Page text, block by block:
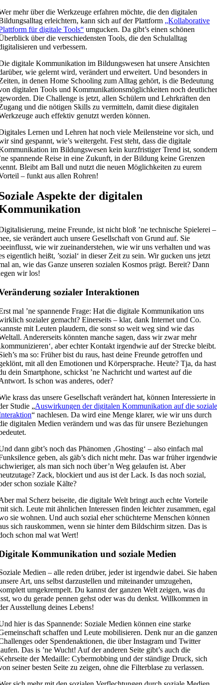
mehr über die Werkzeuge erfahren möchte, die den digitalen
erleichtern, kann sich auf der Plattform „Kollaborative
für digitale Tools“ umgucken. Da gibt’s einen schönen
über die verschiedensten Tools, die den Schulalltag
und verbessern.
digitale Kommunikation im Bildungswesen hat unsere Ansichten
wie gelernt wird, verändert und erweitert. Und besonders in
in denen Home Schooling zum Alltag gehört, is die Bedeutung
digitalen Tools und Kommunikationsmöglichkeiten noch
Die Challenge is jetzt, allen Schülern und Lehrkräften den
und die nötigen Skills zu vermitteln, damit diese digitalen
auch effektiv genutzt werden können.
Lernen und Lehren hat noch viele Meilensteine vor sich, und
sind gespannt, wie’s weitergeht. Fest steht, dass die digitale
im Bildungswesen kein kurzfristiger Trend ist,
spannende Reise in eine Zukunft, in der Bildung keine Grenzen
Bleibt am Ball und nutzt die neuen Möglichkeiten zu eurem
– funkt aus allen Rohren!
Aspekte der digitalen
meine Freunde, ist nicht bloß ’ne technische Spielerei –
sie verändert auch unsere Gesellschaft von Grund auf. Sie
wie wir zueinanderstehen, wie wir uns verhalten und was
eigentlich heißt, ’sozial‘ in dieser Zeit zu sein. Wir gucken uns jetzt
an, wie das Ganze unseren sozialen Kosmos prägt. Bereit? Dann
wir los!
sozialer Interaktionen
mal ’ne spannende Frage: Hat die digitale Kommunikation uns
sozialer gemacht? Einerseits – klar, dank Internet und Co.
mit Leuten plaudern, die sonst so weit weg sind wie das
Andererseits könnten manche sagen, dass wir zwar mehr
aber echter Kontakt irgendwie auf der Strecke bleibt.
ma so: Früher bist du raus, hast deine Freunde getroffen und
mit all den Emotionen und Körpersprache. Heute? Tja, da hast
dein Smartphone, schickst ’ne Nachricht und wartest auf die
Is schon was anderes, oder?
krass das unsere Gesellschaft verändert hat, können Interessierte in
Studie „Auswirkungen der digitalen Kommunikation auf die
“ nachlesen. Da wird eine Menge klarer, wie wir uns durch
digitalen Medien verändern und was das für unsere Beziehungen
dann gibt’s noch das Phänomen ‚Ghosting‘ – also einfach mal
geben, als gäb’s dich nicht mehr. Das war früher irgendwie
als man sich noch über’n Weg gelaufen ist. Aber
Zack, blockiert und aus ist der Lack. Is das noch sozial,
schon soziale Kälte?
mal Scherz beiseite, die digitale Welt bringt auch echte Vorteile
sich. Leute mit ähnlichen Interessen finden leichter zusammen, egal
sie wohnen. Und auch sozial eher schüchterne Menschen können
sich rauskommen, wenn sie hinter dem Bildschirm sitzen. Das is
schon mal wat Wert!
Kommunikation und soziale Medien
Medien – alle reden drüber, jeder ist irgendwie dabei. Sie haben
Art, uns selbst darzustellen und miteinander umzugehen,
umgekrempelt. Du kannst der ganzen Welt zeigen, was du
wo du gerade pennen gehst oder was du denkst. Willkommen in
Ausstellung deines Lebens!
hier is das Spannende: Soziale Medien können eine starke
schaffen und Leute mobilisieren. Denk nur an die
oder Spendenaktionen, die über Instagram und Twitter
Das is ’ne Wucht! Auf der anderen Seite gibt’s auch die
der Medaille: Cybermobbing und der ständige Druck, sich
seiner besten Seite zu zeigen, ohne die Filterblase zu verlassen.